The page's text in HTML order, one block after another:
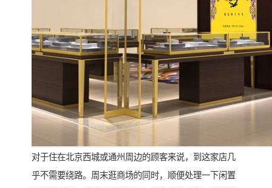
对于住在北京西城或通州周边的顾客来说，到这家店几
乎不需要绕路。周末逛商场的同时，顺便处理一下闲置